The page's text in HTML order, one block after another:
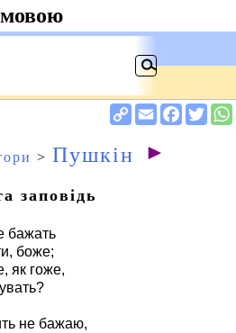
> Пушкін ►
заповідь
бажать
боже;
як гоже,
не бажаю,